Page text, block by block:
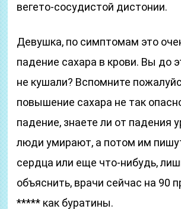
вегето-сосудистой дистонии.
Девушка, по симптомам это
падение сахара в крови. Вы до
не кушали? Вспомните
повышение сахара не так
падение, знаете ли от падения
люди умирают, а потом им
сердца или еще что-нибудь,
объяснить, врачи сейчас на 90
***** как буратины.